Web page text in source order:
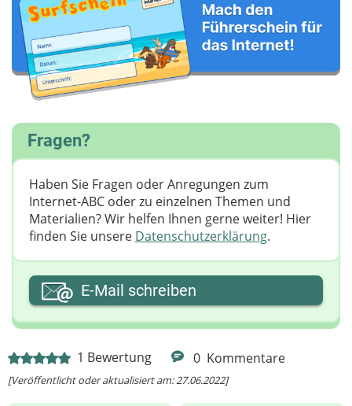
1 Bewertung 0 Kommentare
[Veröffentlicht oder aktualisiert am: 27.06.2022]
Fragen?
Haben Sie Fragen oder Anregungen zum
Internet-ABC oder zu einzelnen Themen und
Materialien? Wir helfen Ihnen gerne weiter! ​Hier
finden Sie unsere Datenschutzerklärung.
Ihre E-Mail-Adresse
Ihre Nachricht
E-Mail schreiben